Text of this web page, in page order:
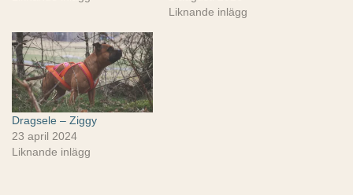
Liknande inlägg
Dragsele – Ziggy
23 april 2024
Liknande inlägg